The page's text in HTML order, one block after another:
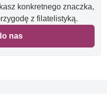
konkretnego znaczka,
z filatelistyką.
nas